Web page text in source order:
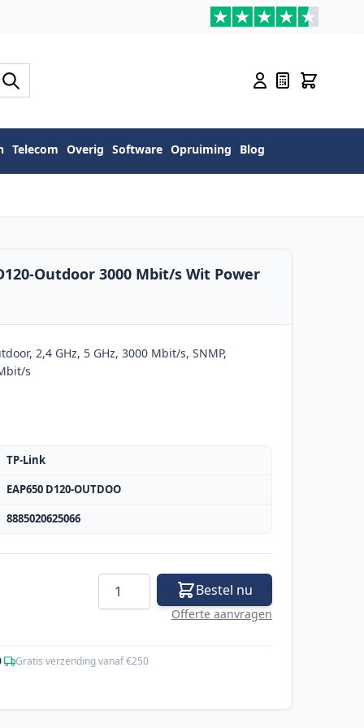
Telecom Overig Software Opruiming Blog
Outdoor 3000 Mbit/s Wit Power
2,4 GHz, 5 GHz, 3000 Mbit/s, SNMP,
s
TP-Link
EAP650 D120-OUTDOO
8885020625066
Aantal Bestel nu
Offerte aanvragen
· Gratis verzending vanaf €250